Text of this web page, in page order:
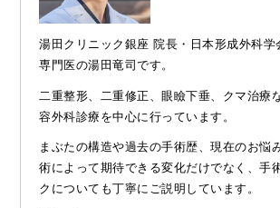
湯田クリニック銀座 院長・日本形成外科学
専門医の湯田竜司です。
二重整形、二重修正、眼瞼下垂、クマ治療
容外科診療を中心に行っています。
まぶたの構造や過去の手術歴、現在のお悩
術によって期待できる変化だけでなく、手
クについても丁寧にご説明しています。